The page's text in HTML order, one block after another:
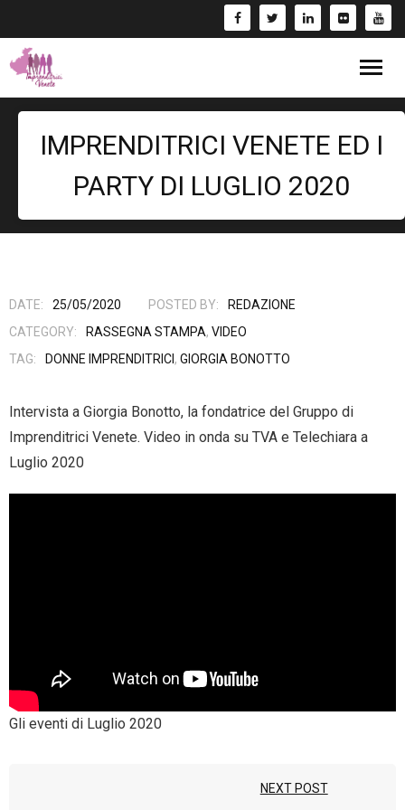
- Corsi/Webinar
Rassegna Stampa
- Entra nel Circuito
Contatti
IMPRENDITRICI VENETE ED I
PARTY DI LUGLIO 2020
DATE: 25/05/2020 POSTED BY:
REDAZIONE
CATEGORY:
RASSEGNA STAMPA, VIDEO
TAG:
DONNE IMPRENDITRICI , GIORGIA BONOTTO
Intervista a Giorgia Bonotto, la fondatrice del Gruppo di
Imprenditrici Venete. Video in onda su TVA e Telechiara a
Luglio 2020
Gli eventi di Luglio 2020
NEXT POST